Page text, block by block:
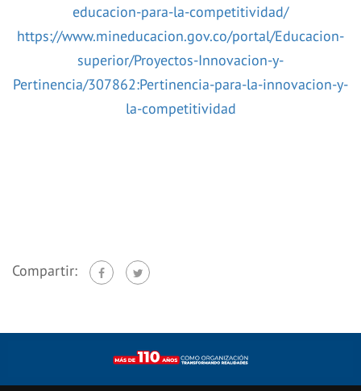
educacion-para-la-competitividad/
https://www.mineducacion.gov.co/portal/Educacion-
superior/Proyectos-Innovacion-y-
Pertinencia/307862:Pertinencia-para-la-innovacion-y-
la-competitividad
Compartir: